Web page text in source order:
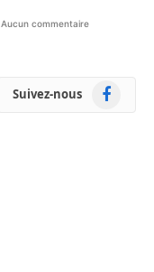
Aucun commentaire
Suivez-nous Facebook